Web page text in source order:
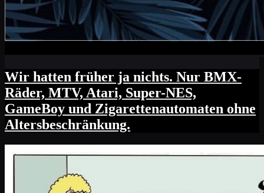
Wir hatten früher ja nichts. Nur BMX-
Räder, MTV, Atari, Super-NES,
GameBoy und Zigarettenautomaten ohne
Altersbeschränkung.